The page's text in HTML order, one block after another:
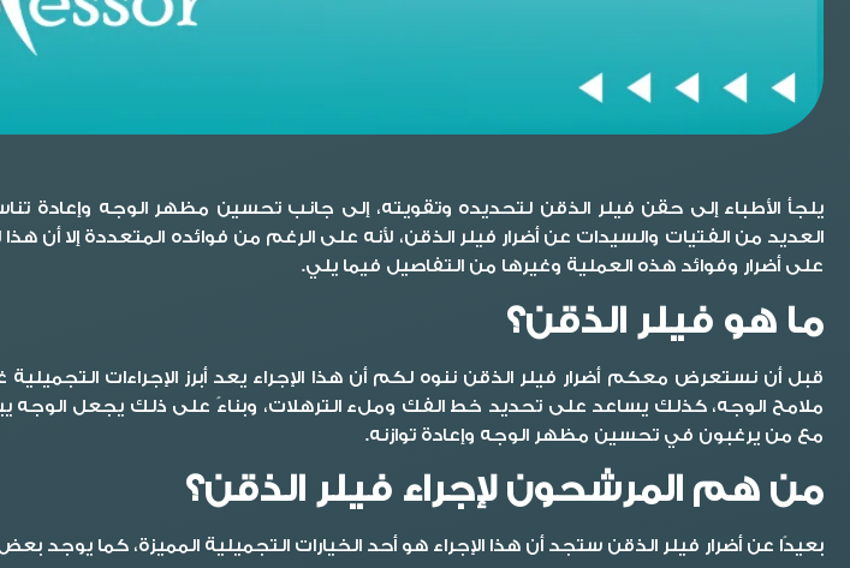
يلجأ الأطباء إلى حقن فيلر الذقن لتحديده وتقويته، إلى جانب تحسين مظهر الوجه وإعادة
العديد من الفتيات والسيدات عن أضرار فيلر الذقن، لأنه على الرغم من فوائده المتعددة إلا أن
على أضرار وفوائد هذه العملية وغيرها من التفاصيل فيما يلي.
ما هو فيلر الذقن؟
قبل أن نستعرض معكم أضرار فيلر الذقن ننوه لكم أن هذا الإجراء يعد أبرز الإجراءات
ملامح الوجه، كذلك يساعد على تحديد خط الفك وملء الترهلات، وبناءً على ذلك يجعل الوجه
مع من يرغبون في تحسين مظهر الوجه وإعادة توازنه.
من هم المرشحون لإجراء فيلر الذقن؟
بعيدًا عن أضرار فيلر الذقن ستجد أن هذا الإجراء هو أحد الخيارات التجميلية المميزة، كما يوجد